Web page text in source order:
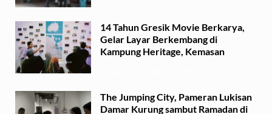
14 Tahun Gresik Movie Berkarya,
Gelar Layar Berkembang di
Kampung Heritage, Kemasan
The Jumping City, Pameran Lukisan
Damar Kurung sambut Ramadan di